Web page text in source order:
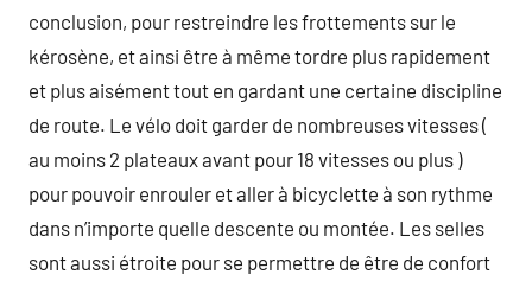
conclusion, pour restreindre les frottements sur le
kérosène, et ainsi être à même tordre plus rapidement
et plus aisément tout en gardant une certaine discipline
de route. Le vélo doit garder de nombreuses vitesses (
au moins 2 plateaux avant pour 18 vitesses ou plus )
pour pouvoir enrouler et aller à bicyclette à son rythme
dans n’importe quelle descente ou montée. Les selles
sont aussi étroite pour se permettre de être de confort